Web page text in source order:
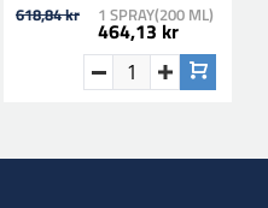
618,84 kr 1 SPRAY(200 ML)
464,13 kr